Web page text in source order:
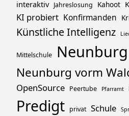
interaktiv Jahreslosung Kahoot
KI probiert Konfirmanden
Künstliche Intelligenz
Mittelschule Neunburg
Neunburg vorm
OpenSource Peertube Pfarramt
Predigt privat Schule